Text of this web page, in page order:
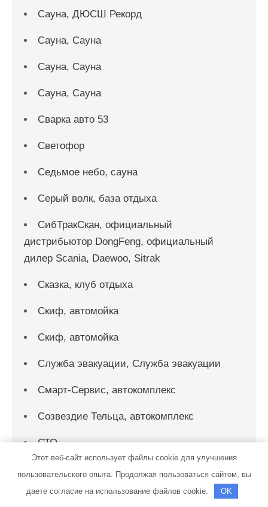
Сауна, ДЮСШ Рекорд
Сауна, Сауна
Сауна, Сауна
Сауна, Сауна
Сварка авто 53
Светофор
Седьмое небо, сауна
Серый волк, база отдыха
СибТракСкан, официальный
дистрибьютор DongFeng, официальный
дилер Scania, Daewoo, Sitrak
Сказка, клуб отдыха
Скиф, автомойка
Скиф, автомойка
Служба эвакуации, Служба эвакуации
Смарт-Сервис, автокомплекс
Созвездие Тельца, автокомплекс
СТО
СТО на Мельничной
СТО на Мельничной
Этот веб-сайт использует файлы cookie для улучшения
пользовательского опыта. Продолжая пользоваться сайтом, вы
даете согласие на использование файлов cookie.
OK